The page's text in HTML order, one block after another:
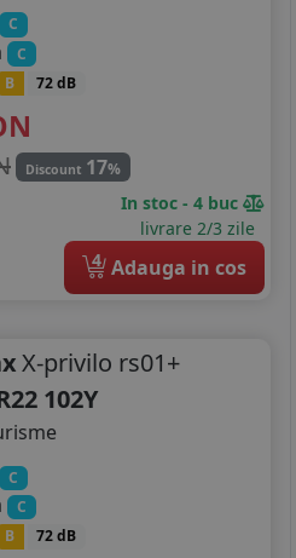
C
C
B 72 dB
Discount 17%
In stoc - 4 buc
livrare 2/3 zile
4 Adauga in cos
X-privilo rs01+
102Y
C
C
B 72 dB